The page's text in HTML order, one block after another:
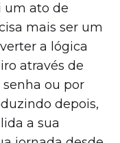
um ato de
mais ser um
a lógica
através de
ou por
depois,
a sua